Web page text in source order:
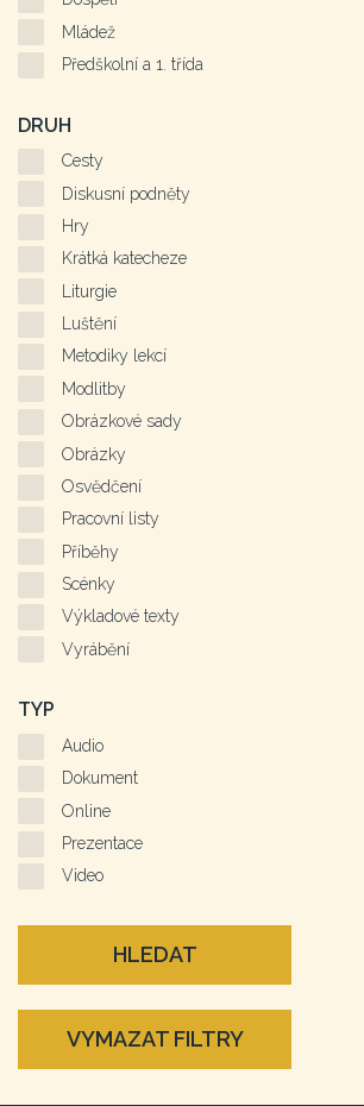
Mládež
Předškolní a 1. třída
DRUH
Cesty
Diskusní podněty
Hry
Krátká katecheze
Liturgie
Luštění
Metodiky lekcí
Modlitby
Obrázkové sady
Obrázky
Osvědčení
Pracovní listy
Příběhy
Scénky
Výkladové texty
Vyrábění
TYP
Audio
Dokument
Online
Prezentace
Video
HLEDAT
VYMAZAT FILTRY